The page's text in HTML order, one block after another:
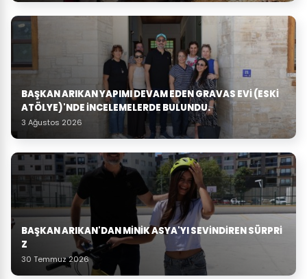
BAŞKAN ARIKAN YAPIMI DEVAM EDEN GRAVAS EVI (ESKI
ATÖLYE)'NDE İNCELEMELERDE BULUNDU.
3 Ağustos 2026
BAŞKAN ARIKAN'DAN MINIK ASYA'YI SEVINDIREN SÜRPRI
Z
30 Temmuz 2026